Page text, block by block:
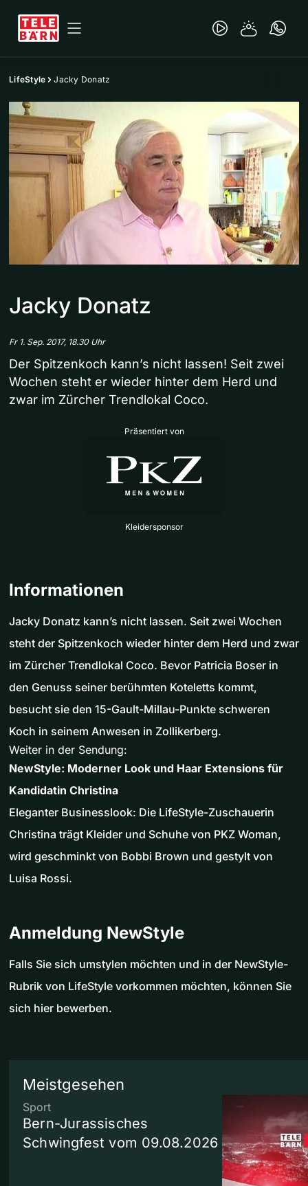
LifeStyle Jacky Donatz
Jacky Donatz
Fr 1. Sep. 2017, 18.30 Uhr
Der Spitzenkoch kann’s nicht lassen! Seit zwei
Wochen steht er wieder hinter dem Herd und
zwar im Zürcher Trendlokal Coco.
Präsentiert von
Kleidersponsor
Informationen
Jacky Donatz kann’s nicht lassen. Seit zwei Wochen
steht der Spitzenkoch wieder hinter dem Herd und zwar
im Zürcher Trendlokal Coco. Bevor Patricia Boser in
den Genuss seiner berühmten Koteletts kommt,
besucht sie den 15-Gault-Millau-Punkte schweren
Koch in seinem Anwesen in Zollikerberg.
Weiter in der Sendung:
NewStyle: Moderner Look und Haar Extensions für
Kandidatin Christina
Eleganter Businesslook: Die LifeStyle-Zuschauerin
Christina trägt Kleider und Schuhe von PKZ Woman,
wird geschminkt von Bobbi Brown und gestylt von
Luisa Rossi.
Anmeldung NewStyle
Falls Sie sich umstylen möchten und in der NewStyle-
Rubrik von LifeStyle vorkommen möchten, können Sie
sich hier bewerben.
Meistgesehen
Sport
Bern-Jurassisches
Schwingfest vom 09.08.2026